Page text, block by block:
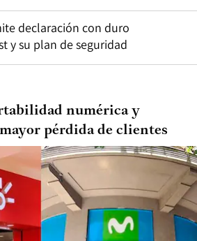
declaración con duro
y su plan de seguridad
numérica y
pérdida de clientes